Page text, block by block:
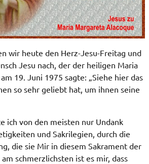
wir heute den Herz-Jesu-Freitag und
Jesu nach, der der heiligen Maria
19. Juni 1975 sagte: „Siehe hier das
so sehr geliebt hat, um ihnen seine
ich von den meisten nur Undank
und Sakrilegien, durch die
die sie Mir in diesem Sakrament der
schmerzlichsten ist es mir, dass